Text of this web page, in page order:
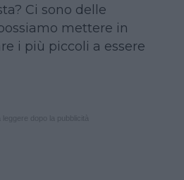
Ci sono delle
mettere in
i più piccoli a essere